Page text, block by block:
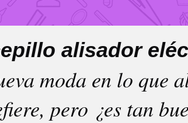
alisador
moda en lo que
pero ¿es tan